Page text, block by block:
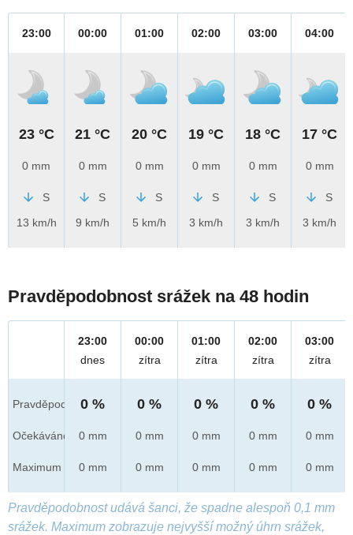
23:00
23 °C
0 mm
S
13 km/h
00:00
21 °C
0 mm
S
9 km/h
01:00
20 °C
0 mm
S
5 km/h
02:00
19 °C
0 mm
S
3 km/h
03:00
18 °C
0 mm
S
3 km/h
04:00
17 °C
0 mm
S
3 km/h
Pravděpodobnost srážek na 48 hodin
Pravděpod.
Očekáváno
Maximum
23:00
dnes
0 %
0 mm
0 mm
00:00
zítra
0 %
0 mm
0 mm
01:00
zítra
0 %
0 mm
0 mm
02:00
zítra
0 %
0 mm
0 mm
03:00
zítra
0 %
0 mm
0 mm
Pravděpodobnost udává šanci, že spadne alespoň 0,1 mm
srážek. Maximum zobrazuje nejvyšší možný úhrn srážek,